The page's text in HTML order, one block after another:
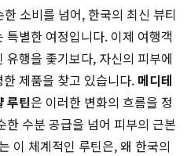
소비를 넘어, 한국의 최신 뷰티
별한 여정입니다. 이제 여행객
행을 좇기보다, 자신의 피부에
제품을 찾고 있습니다. 메디테
루틴은 이러한 변화의 흐름을 정
수분 공급을 넘어 피부의 근본
이 체계적인 루틴은, 왜 한국의